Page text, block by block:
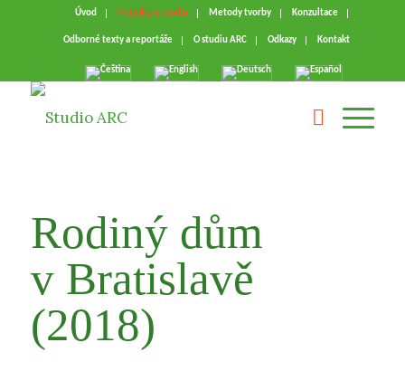
Úvod Projekty a tvorba Metody tvorby Konzultace
Odborné texty a reportáže O studiu ARC Odkazy Kontakt
Rodiný dům
v Bratislavě
(2018)